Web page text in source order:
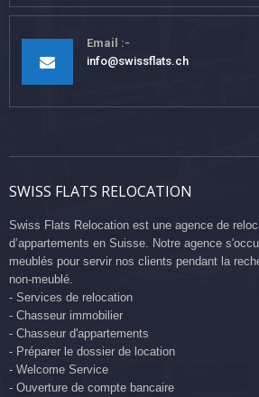
Email
info@swissflats.ch
SWISS FLATS RELOCATION
Swiss Flats Relocation est une agence de
d’appartements en Suisse. Notre agence
meublés pour servir nos clients pendant la
non-meublé.
- Services de relocation
- Chasseur immobilier
- Chasseur d'appartements
- Préparer le dossier de location
- Welcome Service
- Ouverture de compte bancaire